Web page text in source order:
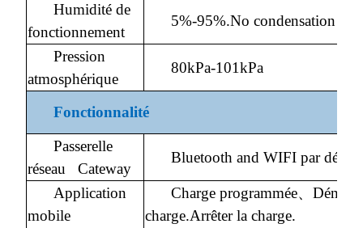
Humidité de
fonctionnement
5%-95%.No condensation
Pression
atmosphérique
80kPa-101kPa
Fonctionnalité
Passerelle
réseau Cateway
Bluetooth and WIFI par défaut
Application
mobile
Charge programmée、
charge.Arrêter la charge.